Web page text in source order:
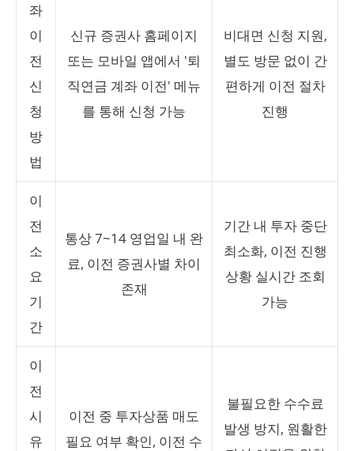
좌
이
전
신
청
방
법
신규 증권사 홈페이지
또는 모바일 앱에서 '퇴
직연금 계좌 이전' 메뉴
를 통해 신청 가능
비대면 신청 지원,
별도 방문 없이 간
편하게 이전 절차
진행
이
전
소
요
기
간
통상 7~14 영업일 내 완
료, 이전 증권사별 차이
존재
기간 내 투자 중단
최소화, 이전 진행
상황 실시간 조회
가능
이
전
시
유
이전 중 투자상품 매도
필요 여부 확인, 이전 수
불필요한 수수료
발생 방지, 원활한